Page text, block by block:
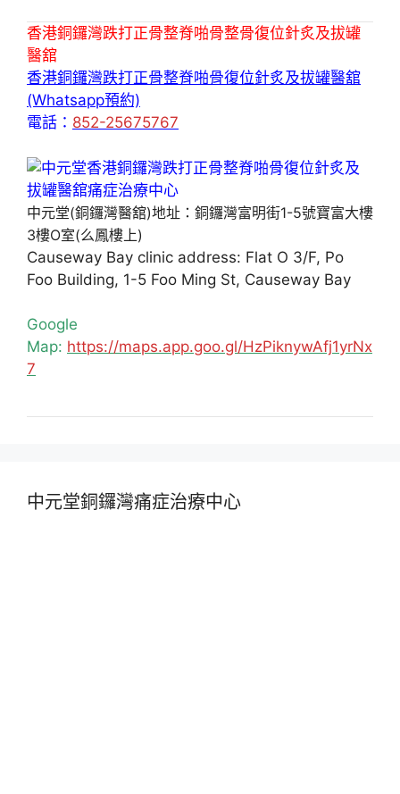
香港銅鑼灣跌打正骨整脊啪骨整骨復位針炙及拔罐
醫舘
香港銅鑼灣跌打正骨整脊啪骨復位針炙及拔罐醫舘
(Whatsapp預約)
電話： 852-25675767
中元堂(銅鑼灣醫舘)地址：銅鑼灣富明街1-5號寶富大樓
3樓O室(么鳳樓上)
Causeway Bay clinic address: Flat O 3/F, Po
Foo Building, 1-5 Foo Ming St, Causeway Bay
Google
Map: https://maps.app.goo.gl/HzPiknywAfj1yrNx
7
中元堂銅鑼灣痛症治療中心